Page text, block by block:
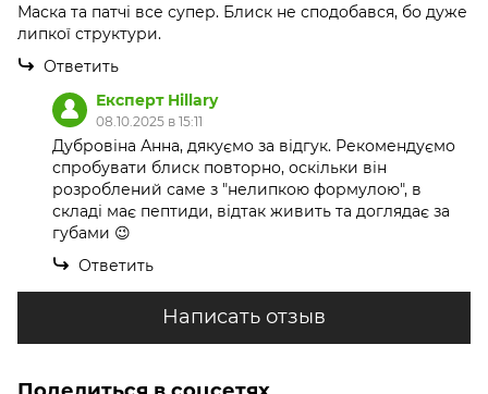
Маска та патчі все супер. Блиск не сподобався, бо дуже
липкої структури.
Ответить
Експерт Hillary
08.10.2025 в 15:11
Дубровіна Анна, дякуємо за відгук. Рекомендуємо
спробувати блиск повторно, оскільки він
розроблений саме з "нелипкою формулою", в
складі має пептиди, відтак живить та доглядає за
губами 😉
Ответить
Написать отзыв